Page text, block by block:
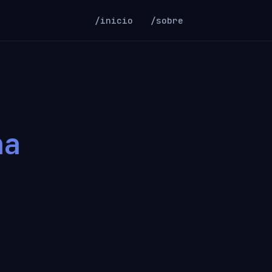
/inicio /sobre